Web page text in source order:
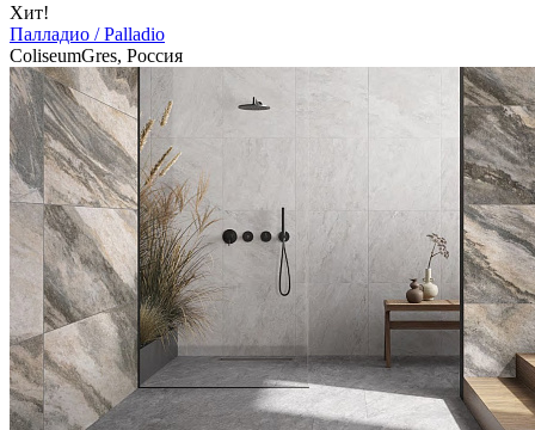
Хит!
Палладио / Palladio
ColiseumGres, Россия